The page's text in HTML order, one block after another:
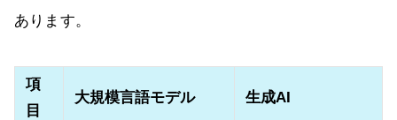
あります。
項
目
大規模言語モデル 生成AI